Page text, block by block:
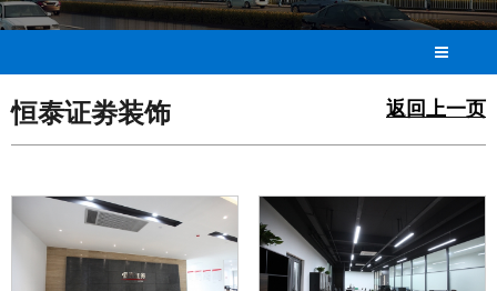
恒泰证劵装饰 返回上一页